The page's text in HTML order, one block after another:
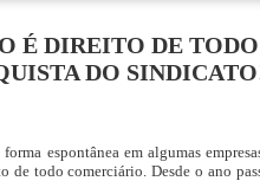
É DIREITO DE
DO
espontânea em algumas
de todo comerciário. Desde o ano